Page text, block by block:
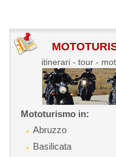
itinerari - tour -
Mototurismo in:
Abruzzo
Basilicata